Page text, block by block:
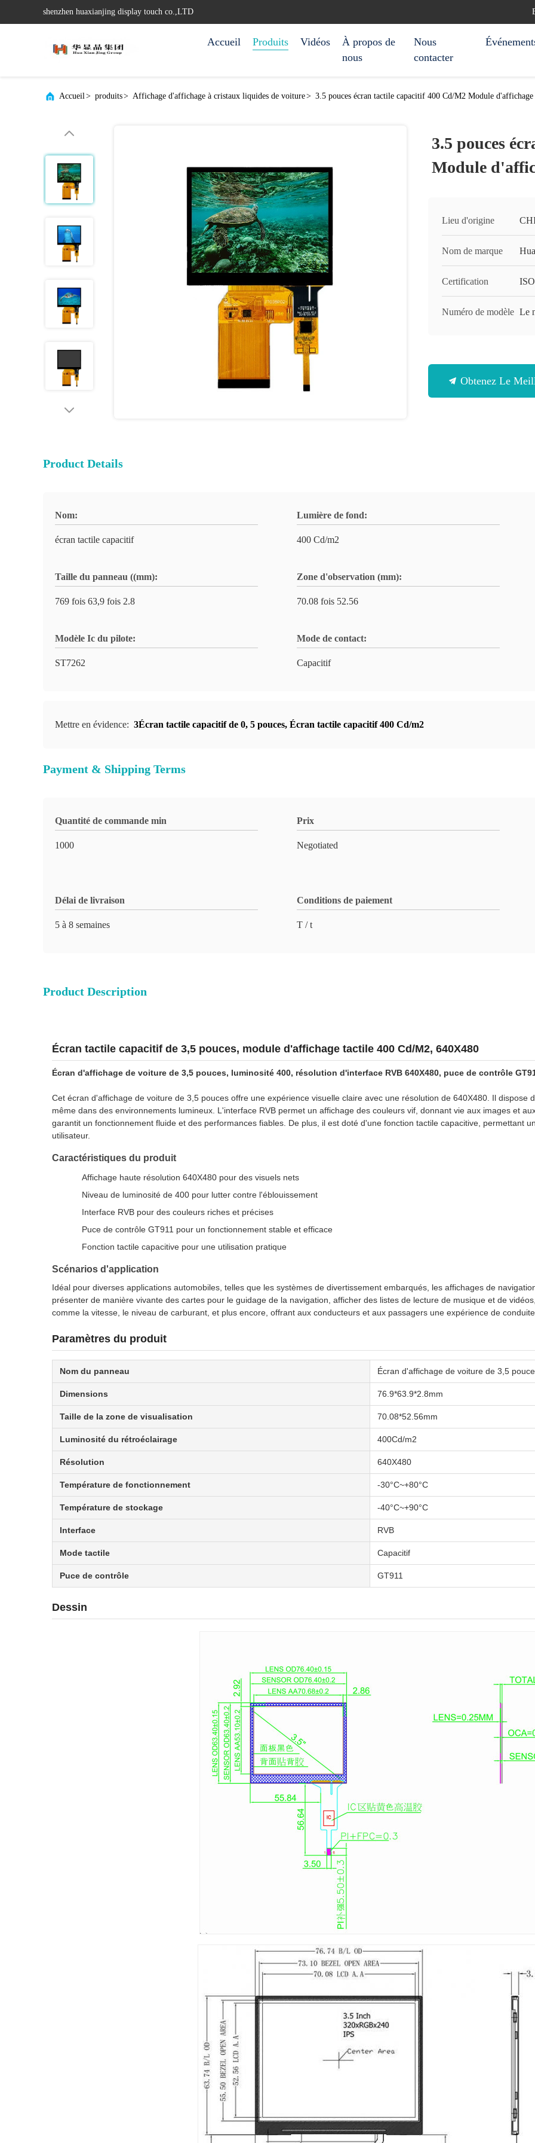
shenzhen huaxianjing display touch co.,LTD
Accueil Produits Vidéos
À propos de
nous
Nous
contacter
Accueil> produits> Affichage d'affichage à cristaux liquides de voiture> 3.5 pouces écran tactile capacitif 400 Cd/M2 Module
3.5 pouces
Module
Lieu d'origine
Nom de marque
Certification
Numéro de modèle Le
Obtenez Le
Product Details
Nom:
écran tactile capacitif
Lumière de fond:
400 Cd/m2
Taille du panneau ((mm):
769 fois 63,9 fois 2.8
Zone d'observation (mm):
70.08 fois 52.56
Modèle Ic du pilote:
ST7262
Mode de contact:
Capacitif
Mettre en évidence: 3Écran tactile capacitif de 0, 5 pouces, Écran tactile capacitif 400 Cd/m2
Payment & Shipping Terms
Quantité de commande min
1000
Prix
Negotiated
Délai de livraison
5 à 8 semaines
Conditions de paiement
T / t
Product Description
Écran tactile capacitif de 3,5 pouces, module d'affichage tactile 400 Cd/M2, 640X480
Écran d'affichage de voiture de 3,5 pouces, luminosité 400, résolution d'interface RVB 640X480, puce de contrôle
Cet écran d'affichage de voiture de 3,5 pouces offre une expérience visuelle claire avec une résolution de 640X480. Il dispose
même dans des environnements lumineux. L'interface RVB permet un affichage des couleurs vif, donnant vie aux images et
garantit un fonctionnement fluide et des performances fiables. De plus, il est doté d'une fonction tactile capacitive, permettant
utilisateur.
Caractéristiques du produit
Affichage haute résolution 640X480 pour des visuels nets
Niveau de luminosité de 400 pour lutter contre l'éblouissement
Interface RVB pour des couleurs riches et précises
Puce de contrôle GT911 pour un fonctionnement stable et efficace
Fonction tactile capacitive pour une utilisation pratique
Scénarios d'application
Idéal pour diverses applications automobiles, telles que les systèmes de divertissement embarqués, les affichages de
présenter de manière vivante des cartes pour le guidage de la navigation, afficher des listes de lecture de musique et de
comme la vitesse, le niveau de carburant, et plus encore, offrant aux conducteurs et aux passagers une expérience de
Paramètres du produit
Nom du panneau Écran d'affichage de voiture de 3,5
Dimensions 76.9*63.9*2.8mm
Taille de la zone de visualisation 70.08*52.56mm
Luminosité du rétroéclairage 400Cd/m2
Résolution 640X480
Température de fonctionnement -30°C~+80°C
Température de stockage -40°C~+90°C
Interface RVB
Mode tactile Capacitif
Puce de contrôle GT911
Dessin